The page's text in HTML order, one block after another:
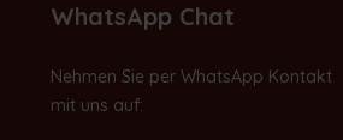
WhatsApp Chat
Nehmen Sie per WhatsApp Kontakt
mit uns auf: